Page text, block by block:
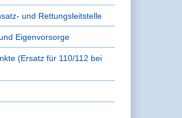
und Rettungsleitstelle
Eigenvorsorge
(Ersatz für 110/112 bei